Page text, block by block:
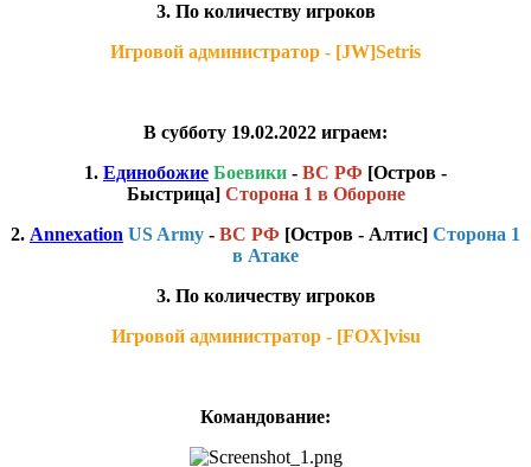
3. По количеству игроков
Игровой администратор - [JW]Setris
В субботу 19.02.2022 играем:
1. Единобожие Боевики - ВС РФ [Остров -
Быстрица] Сторона 1 в Обороне
2. Annexation US Army - ВС РФ [Остров - Алтис] Сторона 1
в Атаке
3. По количеству игроков
Игровой администратор - [FOX]visu
Командование: